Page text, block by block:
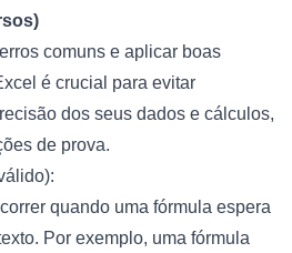
comuns e aplicar boas
é crucial para evitar
dos seus dados e cálculos,
de prova.
quando uma fórmula espera
Por exemplo, uma fórmula